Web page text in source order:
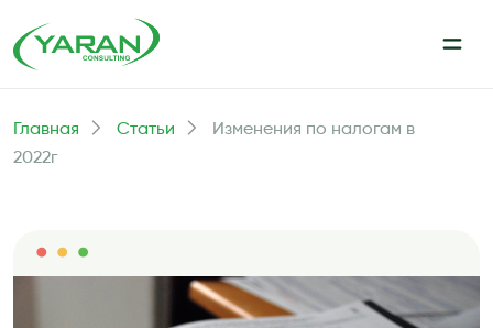
Главная Статьи
Изменения по налогам в
2022г